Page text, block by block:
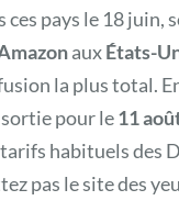
ces pays le 18 juin,
auxÉtats-
la plus total.
pour le11
habituels des
pas le site des